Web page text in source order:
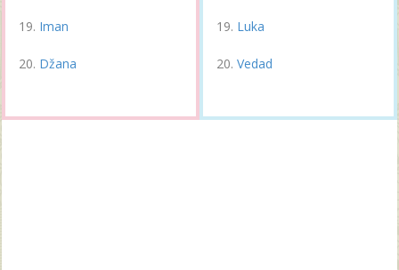
Iman
Džana
Luka
Vedad